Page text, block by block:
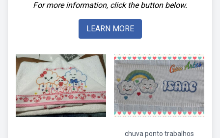
For more information, click the button below.
LEARN MORE
chuva ponto trabalhos